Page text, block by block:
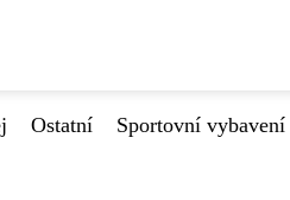
Ostatní Sportovní vybavení